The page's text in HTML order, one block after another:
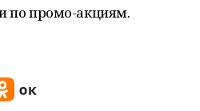
по промо-акциям.